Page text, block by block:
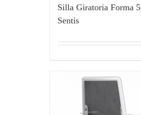
Silla Giratoria Forma 5
Sentis